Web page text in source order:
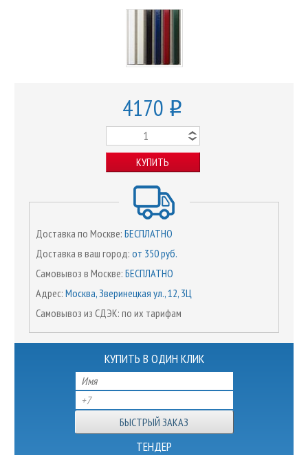
4170 o
КУПИТЬ
Доставка по Москве: БЕСПЛАТНО
Доставка в ваш город: от 350 руб.
Самовывоз в Москве: БЕСПЛАТНО
Адрес: Москва, Зверинецкая ул., 12, 3Ц
Самовывоз из СДЭК: по их тарифам
КУПИТЬ В ОДИН КЛИК
ТЕНДЕР